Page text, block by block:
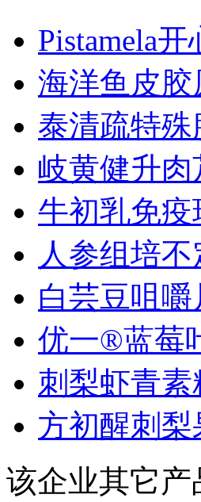
Pistamela
海洋鱼皮
泰清疏特殊
岐黄健升
牛初乳免
人参组培
白芸豆咀嚼
优一®蓝莓
刺梨虾青素
方初醒刺
该企业其它产